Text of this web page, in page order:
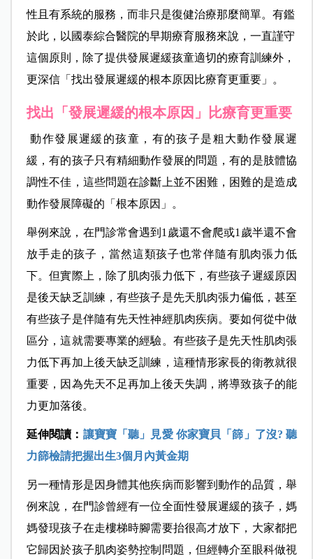
性且有系統的服務，而非只是復健治療那麼簡單。有鑑
於此，以國泰綜合醫院的早期療育服務來說，一直謹守
這個原則，除了提供發展遲緩孩童適切的療育訓練外，
更深信「找出發展遲緩的根本原因比療育更重要」。
找出「發展遲緩的根本原因」比療育更重要
動作發展遲緩的孩童，有的孩子是粗大動作發展遲
緩，有的孩子只有精細動作發展的問題，有的是肢體協
調性不佳，這些問題在診斷上並不困難，困難的是造成
動作發展障礙的「根本原因」。
舉例來說，在門診常會遇到1歲還不會爬或1歲半還不會
放手走的孩子，當然這類孩子也常伴隨有肌肉張力低
下。但實際上，除了肌肉張力低下，有些孩子遲緩原因
是後天缺乏訓練，有些孩子是先天肌肉張力偏低，甚至
有些孩子是伴隨有先天性神經肌肉疾病。要如何從中做
區分，這就需要專業的經驗。有些孩子是先天性肌肉張
力低下再加上後天缺乏訓練，這種情形家長的衛教就很
重要，因為先天不足再加上後天失調，將導致孩子的能
力更加落後。
延伸閱讀： 讓寶寶「聽」見愛 你家寶貝「篩」了沒? 聽
力篩檢請把握出生3個月內黃金期
另一種情形是因身體其他疾病而影響到動作的品質，舉
例來說，在門診曾經有一位全面性發展遲緩的孩子，媽
媽發現孩子在走樓梯時腳需要抬很高才放下，大家都把
它歸因於孩子肌肉姿勢控制問題，但經轉介至眼科做視